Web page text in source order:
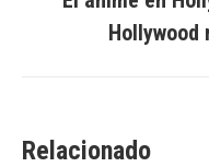
Hollywood
Relacionado